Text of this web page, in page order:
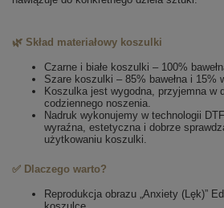
🌿 Skład materiałowy koszulki
Czarne i białe koszulki – 100%
Szare koszulki – 85% bawełna i 15%
Koszulka jest wygodna, przyjemna w
codziennego noszenia.
Nadruk wykonujemy w technologii
wyraźna, estetyczna i dobrze
użytkowaniu koszulki.
✅ Dlaczego warto?
Reprodukcja obrazu „Anxiety (Lęk)”